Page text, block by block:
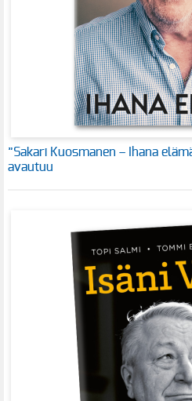
”Sakari Kuosmanen – Ihana
avautuu